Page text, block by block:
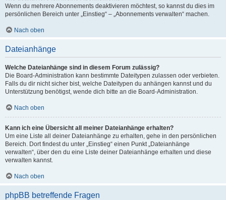
Wenn du mehrere Abonnements deaktivieren möchtest, so kannst du dies im
persönlichen Bereich unter „Einstieg“ – „Abonnements verwalten“ machen.
Nach oben
Dateianhänge
Welche Dateianhänge sind in diesem Forum zulässig?
Die Board-Administration kann bestimmte Dateitypen zulassen oder verbieten.
Falls du dir nicht sicher bist, welche Dateitypen du anhängen kannst und du
Unterstützung benötigst, wende dich bitte an die Board-Administration.
Nach oben
Kann ich eine Übersicht all meiner Dateianhänge erhalten?
Um eine Liste all deiner Dateianhänge zu erhalten, gehe in den persönlichen
Bereich. Dort findest du unter „Einstieg“ einen Punkt „Dateianhänge
verwalten“, über den du eine Liste deiner Dateianhänge erhalten und diese
verwalten kannst.
Nach oben
phpBB betreffende Fragen